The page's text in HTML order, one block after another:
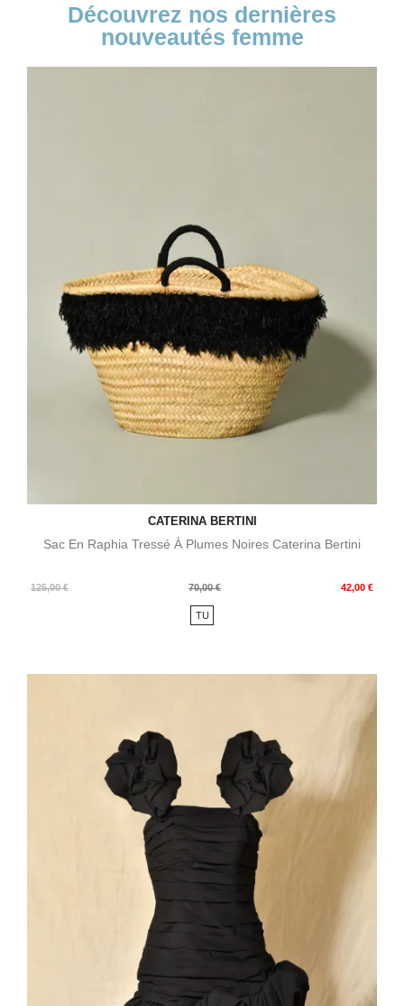
Découvrez nos dernières
nouveautés femme
CATERINA BERTINI
Sac En Raphia Tressé À Plumes Noires Caterina Bertini
125,00 €
Prix
70,00 € 42,00 €
Prix
TU